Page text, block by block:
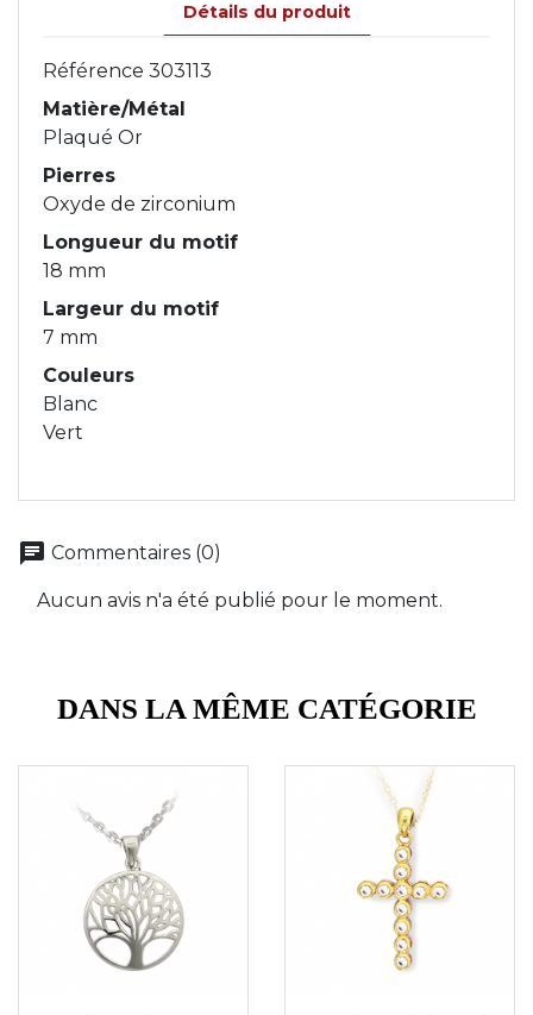
Détails du produit
Référence 303113
Matière/Métal
Plaqué Or
Pierres
Oxyde de zirconium
Longueur du motif
18 mm
Largeur du motif
7 mm
Couleurs
Blanc
Vert
chat Commentaires (0)
Aucun avis n'a été publié pour le moment.
DANS LA MÊME CATÉGORIE